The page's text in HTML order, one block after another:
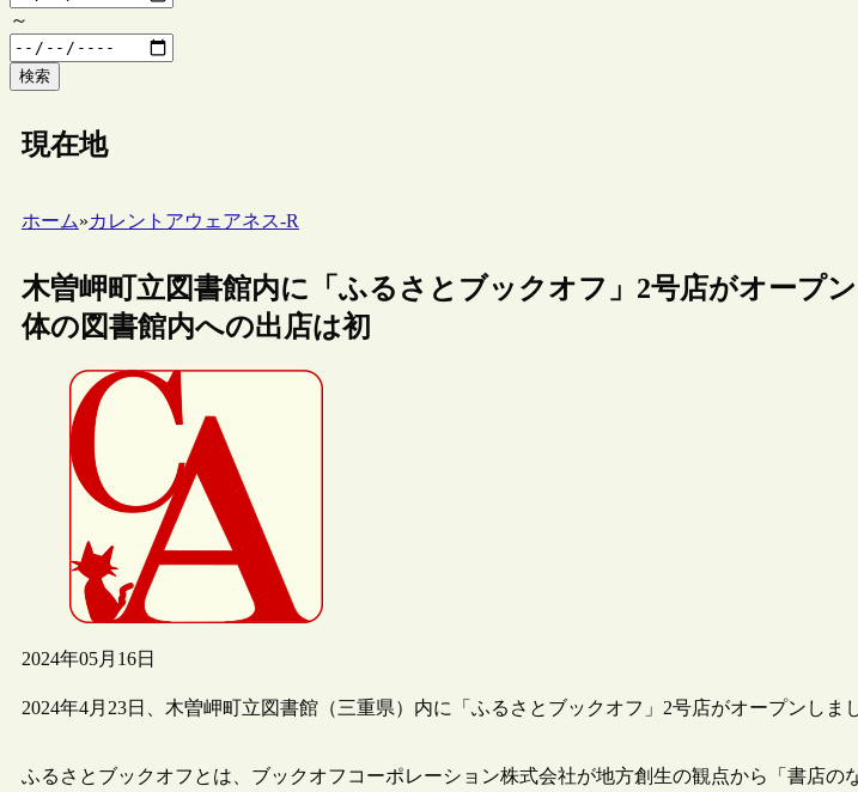
～
検索
現在地
ホーム»カレントアウェアネス-R
木曽岬町立図書館内に「ふるさとブックオフ」2号店がオープ
体の図書館内への出店は初
2024年05月16日
2024年4月23日、木曽岬町立図書館（三重県）内に「ふるさとブックオフ」2号店がオープンしま
ふるさとブックオフとは、ブックオフコーポレーション株式会社が地方創生の観点から「書店の